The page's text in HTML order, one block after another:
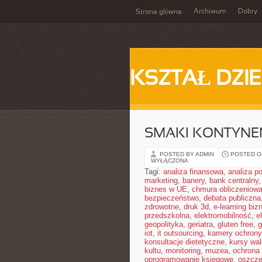
Strona główna Archiwum Dobry
KSZTAŁ
SMAKI
POSTED BY ADMIN POSTED
WYŁĄCZONA
Tagi: analiza finansowa, analiza
marketing, banery, bank centralny,
biznes w UE, chmura obliczeniowa
bezpieczeństwo, debata publiczna,
zdrowotne, druk 3d, e-learning
przedszkolna, elektromobilność,
geopolityka, geriatra, gluten free,
iot, it outsourcing, kamery ochrony
konsultacje dietetyczne, kursy
kultu, monitoring, muzea, ochrona
oprogramowanie księgowe,